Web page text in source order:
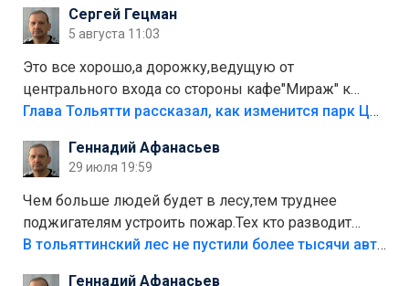
Сергей Гецман
5 августа 11:03
Это все хорошо,а дорожку,ведущую от
центрального входа со стороны кафе"Мираж" к
аттракционам слабо доделать?А то бордюры
лежала в парке и испортилась.Да еще,видимо,часть
украли.
Глава Тольятти рассказал, как изменится парк Центрального района
Геннадий Афанасьев
29 июля 19:59
Чем больше людей будет в лесу,тем труднее
поджигателям устроить пожар.Тех кто разводит
костры,тех надо безбожно штрафовать.Камер полно
В тольяттинский лес не пустили более тысячи автомобилей
Геннадий Афанасьев